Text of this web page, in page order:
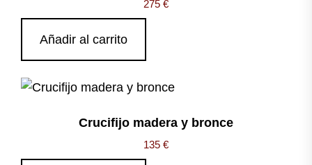
275 €
Añadir al carrito
Crucifijo madera y bronce
135 €